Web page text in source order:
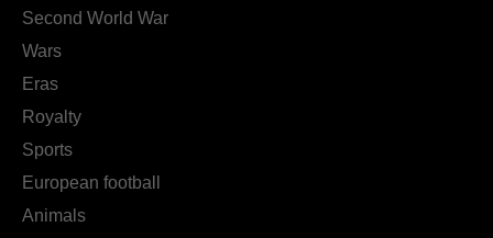
Second World War
Wars
Eras
Royalty
Sports
European football
Animals